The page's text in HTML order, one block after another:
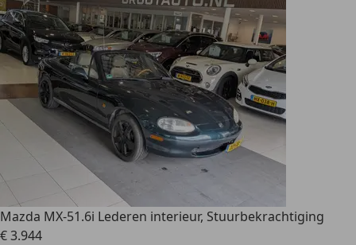
Mazda MX-51.6i Lederen interieur, Stuurbekrachtiging
€ 3.944